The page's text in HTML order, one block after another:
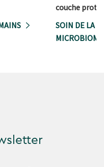
couche
SOIN DE LA
MICROBIOME